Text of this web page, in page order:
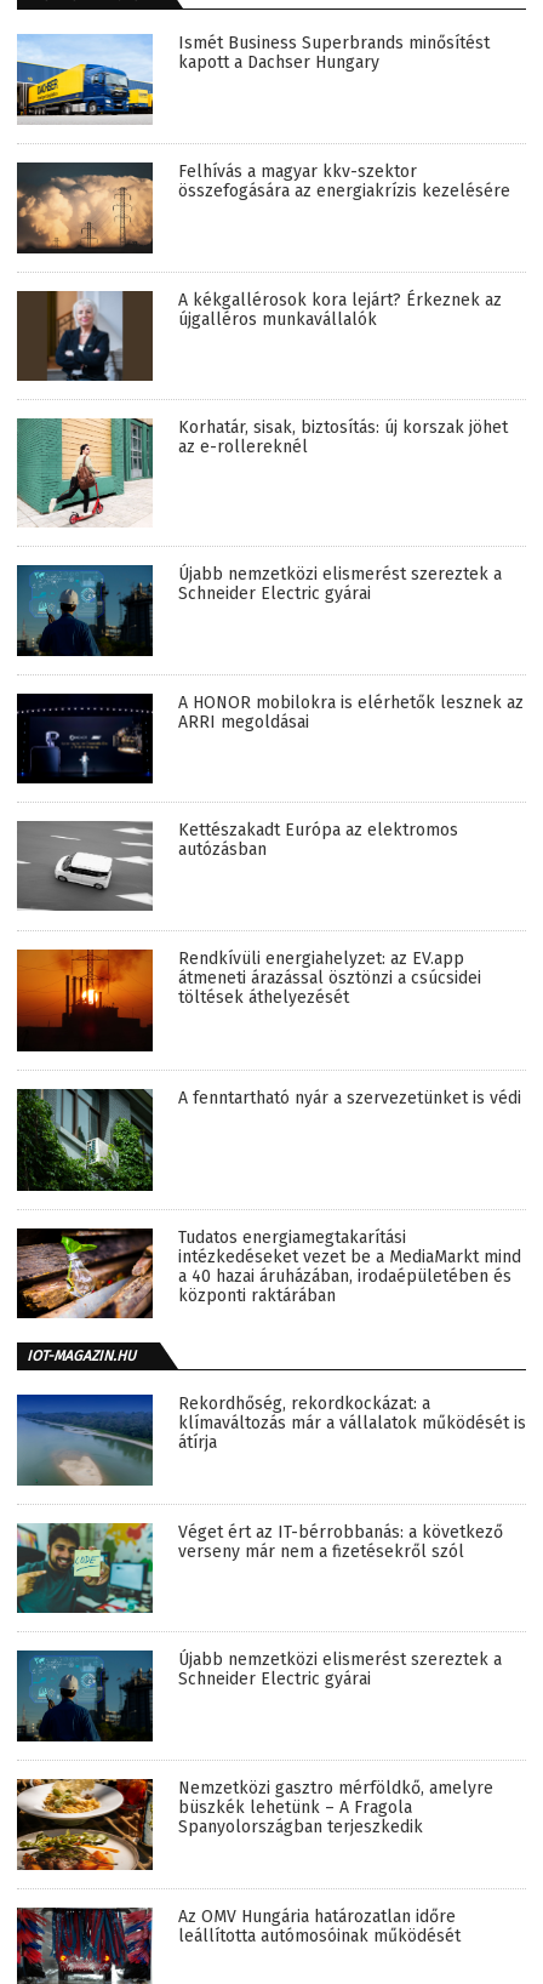
Ismét Business Superbrands minősítést
kapott a Dachser Hungary
Felhívás a magyar kkv-szektor
összefogására az energiakrízis kezelésére
A kékgallérosok kora lejárt? Érkeznek az
újgalléros munkavállalók
Korhatár, sisak, biztosítás: új korszak jöhet
az e-rollereknél
Újabb nemzetközi elismerést szereztek a
Schneider Electric gyárai
A HONOR mobilokra is elérhetők lesznek az
ARRI megoldásai
Kettészakadt Európa az elektromos
autózásban
Rendkívüli energiahelyzet: az EV.app
átmeneti árazással ösztönzi a csúcsidei
töltések áthelyezését
A fenntartható nyár a szervezetünket is védi
Tudatos energiamegtakarítási
intézkedéseket vezet be a MediaMarkt mind
a 40 hazai áruházában, irodaépületében és
központi raktárában
IOT-MAGAZIN.HU
Rekordhőség, rekordkockázat: a
klímaváltozás már a vállalatok működését is
átírja
Véget ért az IT-bérrobbanás: a következő
verseny már nem a fizetésekről szól
Újabb nemzetközi elismerést szereztek a
Schneider Electric gyárai
Nemzetközi gasztro mérföldkő, amelyre
büszkék lehetünk – A Fragola
Spanyolországban terjeszkedik
Az OMV Hungária határozatlan időre
leállította autómosóinak működését